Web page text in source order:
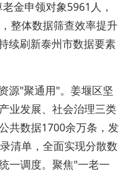
金申领对象5961人，
整体数据筛查效率提升
续刷新泰州市数据要素
源"聚通用"。姜堰区坚
业发展、社会治理三类
共数据1700余万条，发
清单，全面实现分散数
一调度。聚焦"一老一